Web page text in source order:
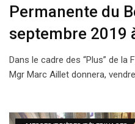
Permanente du
septembre 2019
Dans le cadre des “Plus” de
Mgr Marc Aillet donnera,